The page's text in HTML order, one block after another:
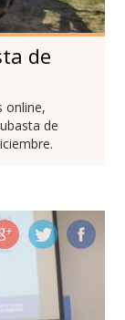
de
online,
de